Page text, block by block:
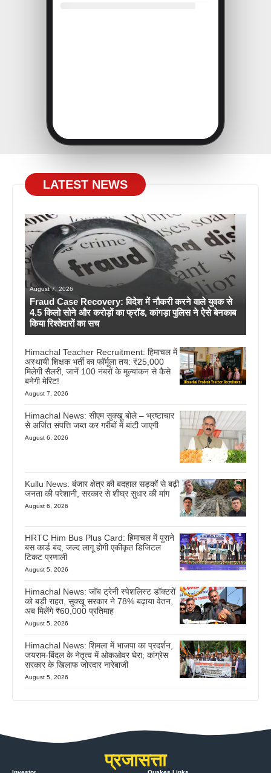
LATEST NEWS
August 7, 2026
Fraud Case Recovery: विदेश में नौकरी करने वाले युवक से
4.5 किलो सोने और करोड़ों का फ्रॉड, कांगड़ा पुलिस ने ऐसे बेनकाब
किया रिश्तेदारों का सच
Himachal Teacher Recruitment: हिमाचल में
अस्थायी शिक्षक भर्ती का फॉर्मूला तय: ₹25,000
मिलेगी सैलरी, जानें 100 नंबरों के मूल्यांकन से कैसे
बनेगी मेरिट!
August 7, 2026
Himachal News: सीएम सुक्खू बोले – भ्रष्टाचार
से अर्जित संपत्ति जब्त कर गरीबों में बांटी जाएगी
August 6, 2026
Kullu News: बंजार क्षेत्र की बदहाल सड़कों से बढ़ी
जनता की परेशानी, सरकार से शीघ्र सुधार की मांग
August 6, 2026
HRTC Him Bus Plus Card: हिमाचल में पुराने
बस कार्ड बंद, जल्द लागू होगी एकीकृत डिजिटल
टिकट प्रणाली
August 5, 2026
Himachal News: जॉब ट्रेनी स्पेशलिस्ट डॉक्टरों
को बड़ी राहत, सुक्खू सरकार ने 78% बढ़ाया वेतन,
अब मिलेंगे ₹60,000 प्रतिमाह
August 5, 2026
Himachal News: शिमला में भाजपा का प्रदर्शन,
जयराम-बिंदल के नेतृत्व में ओकओवर घेरा; कांग्रेस
सरकार के खिलाफ जोरदार नारेबाजी
August 5, 2026
प्रजासत्ता